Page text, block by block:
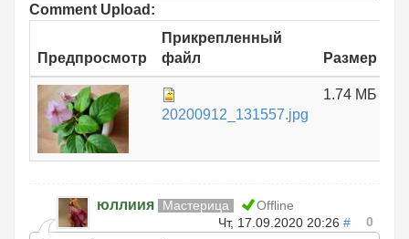
Comment Upload:
Предпросмотр
Прикрепленный
файл
Размер
20200912_131557.jpg
1.74 МБ
юллиия Мастерица
Offline
Чт, 17.09.2020 20:26 # 0